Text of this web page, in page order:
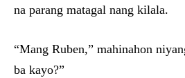
na parang matagal nang kilala.
“Mang Ruben,” mahinahon
ba kayo?”